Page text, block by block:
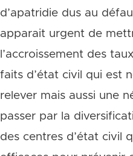
d’apatridie dus au
apparait urgent de
l’accroissement des
faits d’état civil qui est
relever mais aussi une
passer par la
des centres d’état civil